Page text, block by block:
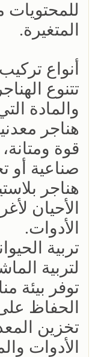
المتغيرة.
أنواع
تتنوع
والمادة
هناجر
قوة
صناعية أو
هناجر
الأحيان
الأدوات.
تربية
لتربية
توفر بيئة
الحفاظ
تخزين
الأدوات